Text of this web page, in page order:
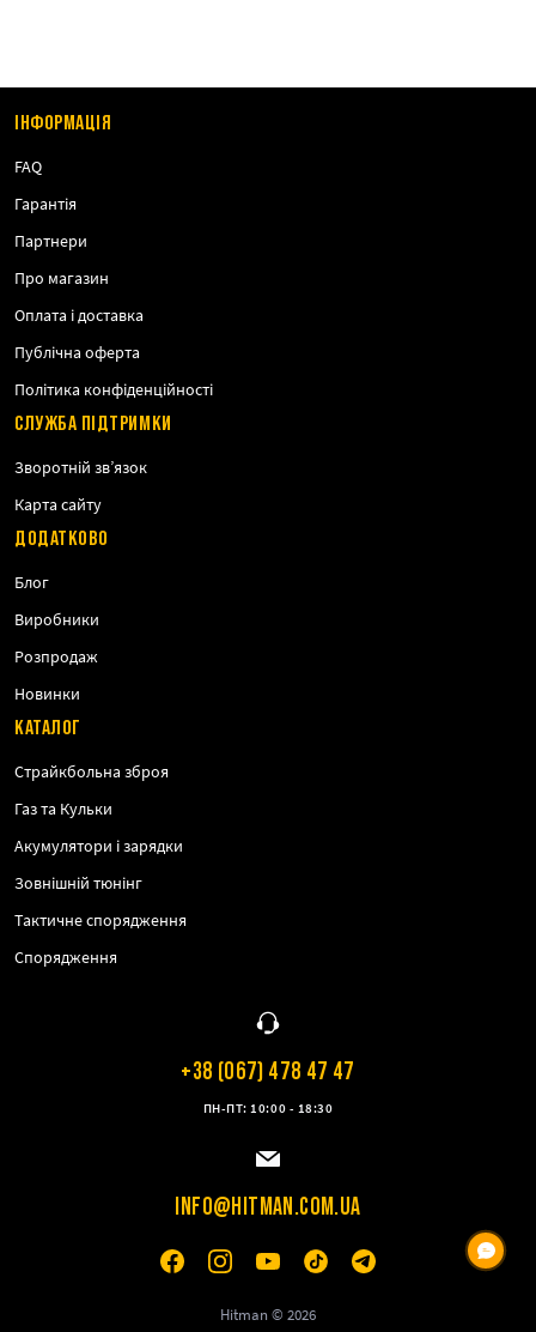
ІНФОРМАЦІЯ
FAQ
Гарантія
Партнери
Про магазин
Оплата і доставка
Публічна оферта
Політика конфіденційності
СЛУЖБА ПІДТРИМКИ
Зворотній зв’язок
Карта сайту
ДОДАТКОВО
Блог
Виробники
Розпродаж
Новинки
КАТАЛОГ
Страйкбольна зброя
Газ та Кульки
Акумулятори і зарядки
Зовнішній тюнінг
Тактичне спорядження
Спорядження
+38 (067) 478 47 47
ПН-ПТ: 10:00 - 18:30
INFO@HITMAN.COM.UA
Hitman © 2026